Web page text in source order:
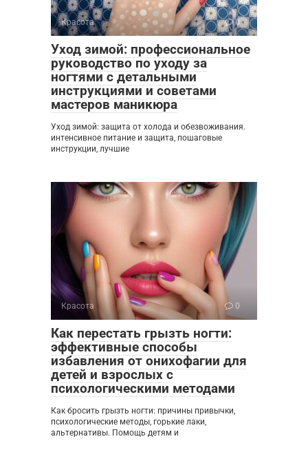
Красота 0
Уход зимой: профессиональное
руководство по уходу за
ногтями с детальными
инструкциями и советами
мастеров маникюра
Уход зимой: защита от холода и обезвоживания.
интенсивное питание и защита, пошаговые
инструкции, лучшие
Красота 0
Как перестать грызть ногти:
эффективные способы
избавления от онихофагии для
детей и взрослых с
психологическими методами
Как бросить грызть ногти: причины привычки,
психологические методы, горькие лаки,
альтернативы. Помощь детям и